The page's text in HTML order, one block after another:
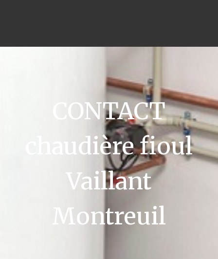
CONTACT
chaudière fioul
Vaillant
Montreuil